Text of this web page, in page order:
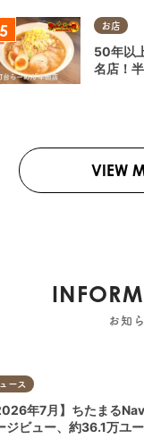
お店
50年以
名店！
半田店
VIEW
お知
ース
年7月】ちたまる
ジビュー、約36.1万ユ